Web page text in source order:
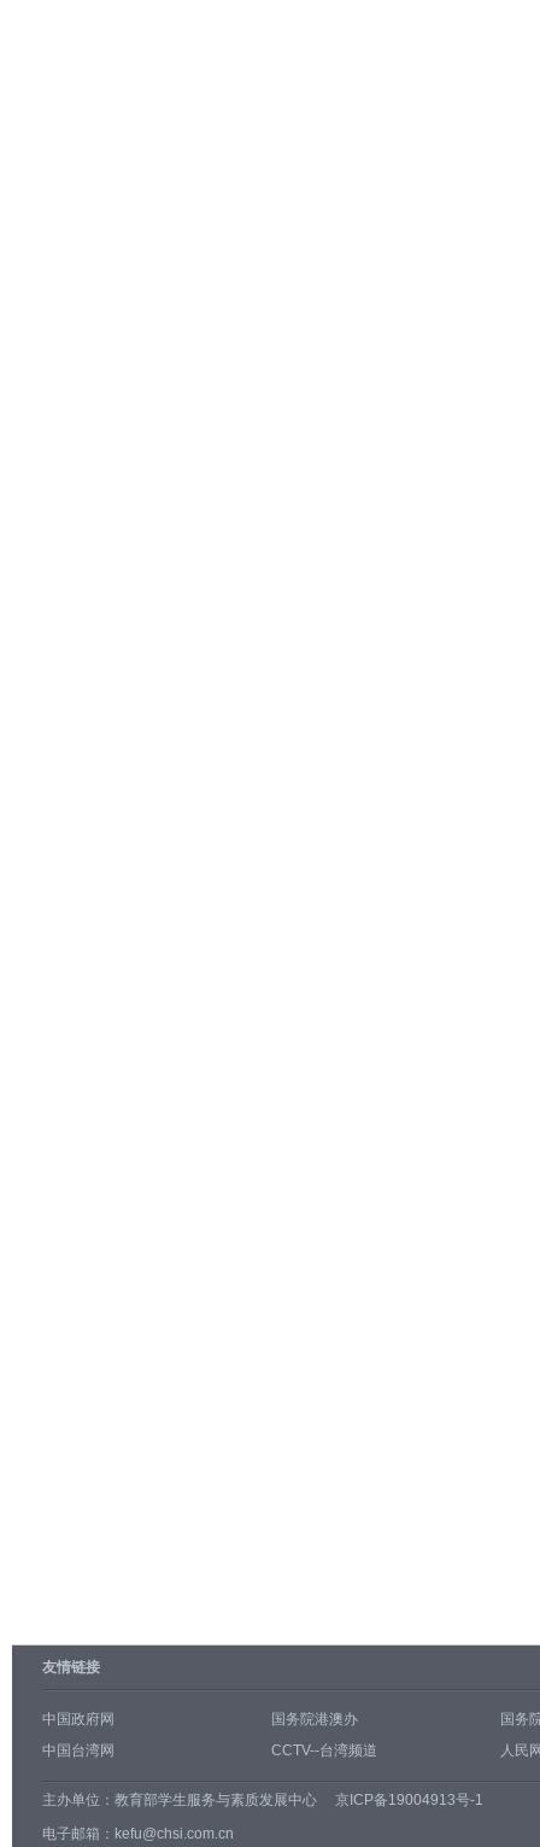
友情链接
中国政府网 国务院港澳办
国务
中国台湾网
CCTV--台湾频道 人民
主办单位： 教育部学生服务与素质发展中心
京ICP备19004913号-1
电子邮箱：kefu@chsi.com.cn